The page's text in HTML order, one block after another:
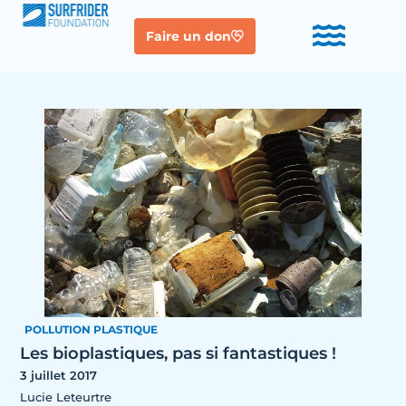
Faire un don
POLLUTION PLASTIQUE
Les bioplastiques, pas si fantastiques !
3 juillet 2017
Lucie Leteurtre